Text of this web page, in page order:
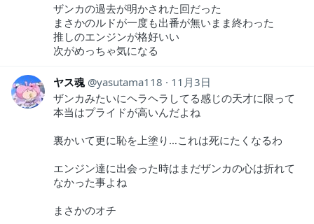
ザンカの過去が明かされた回だった
まさかのルドが一度も出番が無いまま終わった
推しのエンジンが格好いい
次がめっちゃ気になる
ヤス魂 yasutama118
11月3日
ザンカみたいにヘラヘラしてる感じの天才に限って
本当はプライドが高いんだよね
裏かいて更に恥を上塗り…これは死にたくなるわ
エンジン達に出会った時はまだザンカの心は折れて
なかった事よね
まさかのオチ